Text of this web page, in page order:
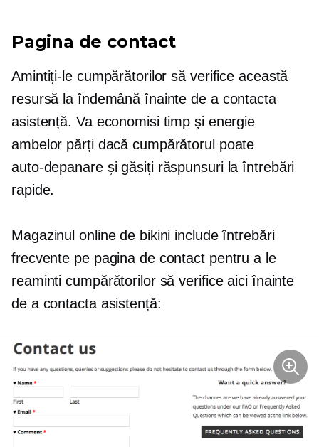
Pagina de contact
Amintiți-le cumpărătorilor să verifice această
resursă la îndemână înainte de a contacta
asistență. Va economisi timp și energie
ambelor părți dacă cumpărătorul poate
auto-depanareși găsiți răspunsuri la întrebări
rapide.
Magazinul online de bikini include întrebări
frecvente pe pagina de contact pentru a le
reaminti cumpărătorilor să verifice aici înainte
de a contacta asistență: